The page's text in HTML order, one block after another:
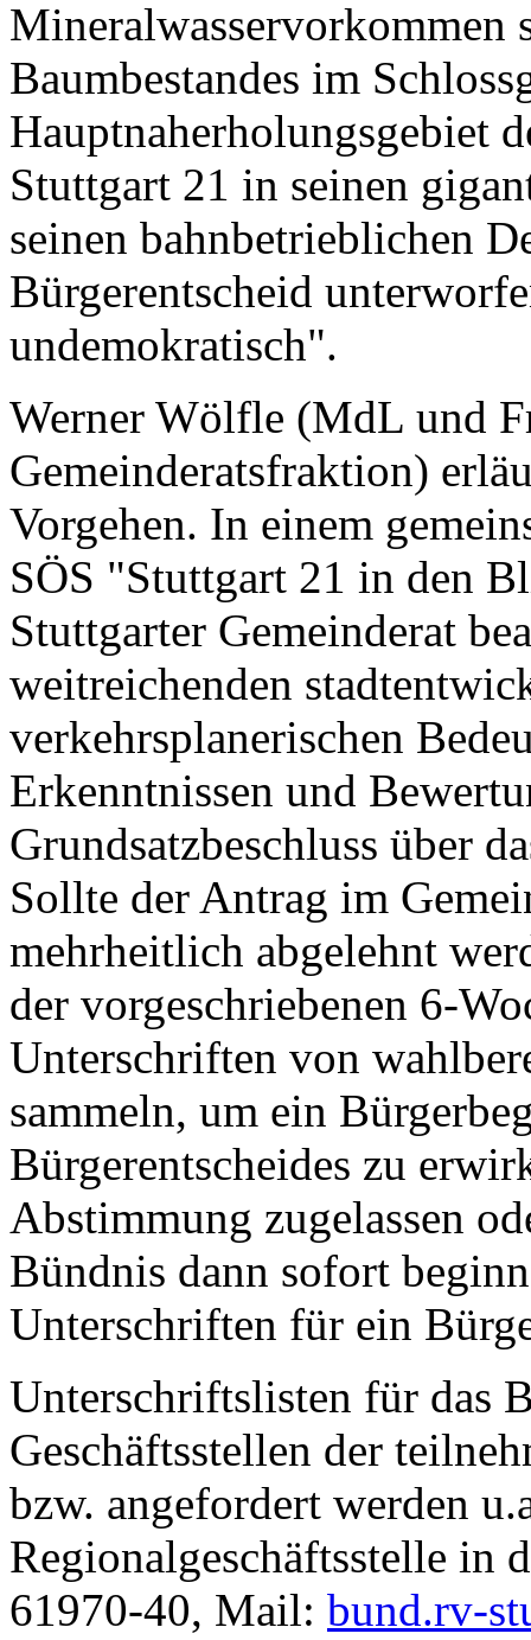
Mineralwasservorkommen
Baumbestandes im
Hauptnaherholungsgebiet
Stuttgart 21 in seinen
seinen bahnbetrieblichen
Bürgerentscheid
undemokratisch".
Werner Wölfle (MdL und
Gemeinderatsfraktion)
Vorgehen. In einem
SÖS "Stuttgart 21 in den
Stuttgarter Gemeinderat
weitreichenden
verkehrsplanerischen
Erkenntnissen und
Grundsatzbeschluss über
Sollte der Antrag im
mehrheitlich abgelehnt
der vorgeschriebenen 6-
Unterschriften von
sammeln, um ein
Bürgerentscheides zu
Abstimmung zugelassen
Bündnis dann sofort
Unterschriften für ein
Unterschriftslisten für das
Geschäftsstellen der
bzw. angefordert werden
Regionalgeschäftsstelle in
61970-40, Mail: bund.rv-